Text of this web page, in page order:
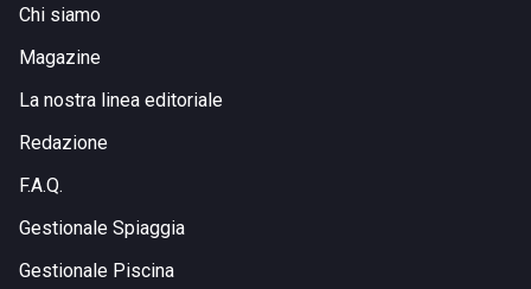
Chi siamo
Magazine
La nostra linea editoriale
Redazione
F.A.Q.
Gestionale Spiaggia
Gestionale Piscina